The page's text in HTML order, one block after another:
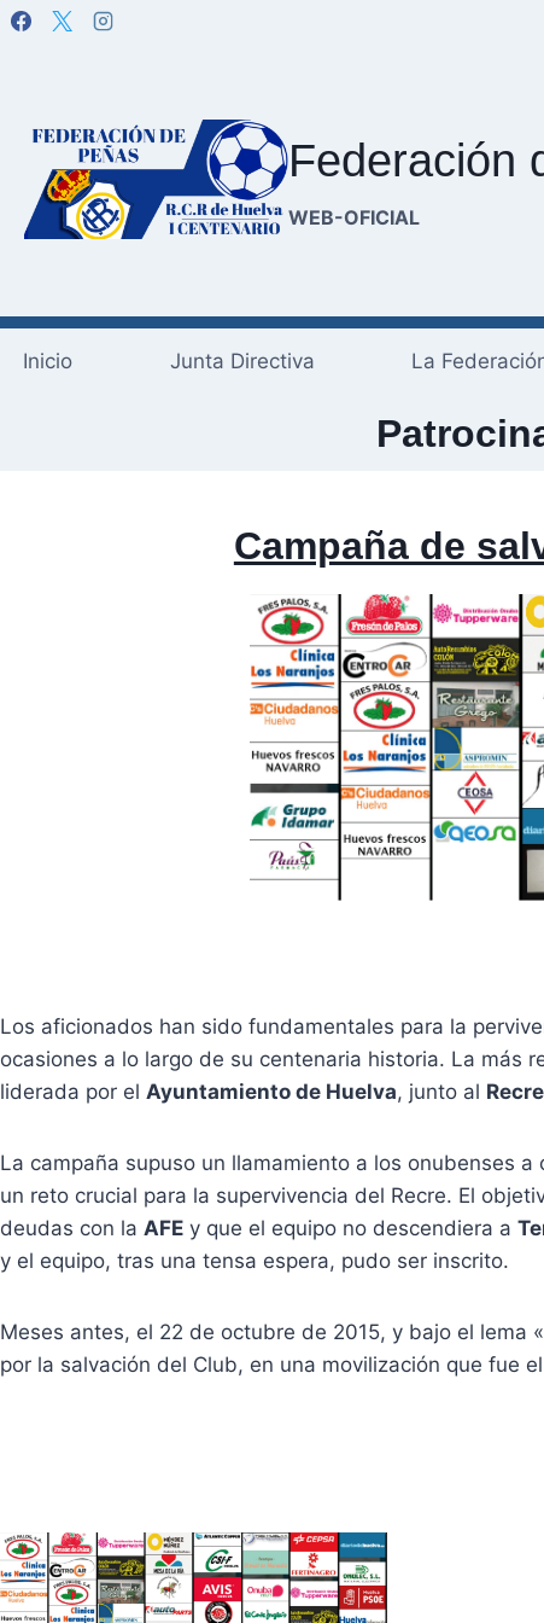
Saltar
Federación
WEB-OFICIAL
Inicio Junta Directiva La
Campaña de
Los aficionados han sido fundamentales para la
ocasiones a lo largo de su centenaria historia. La más
liderada por el Ayuntamiento de Huelva, junto al
La campaña supuso un llamamiento a los onubenses a
un reto crucial para la supervivencia del Recre. El
deudas con la AFE y que el equipo no descendiera a
y el equipo, tras una tensa espera, pudo ser inscrito.
Meses antes, el 22 de octubre de 2015, y bajo el lema
por la salvación del Club, en una movilización que fue